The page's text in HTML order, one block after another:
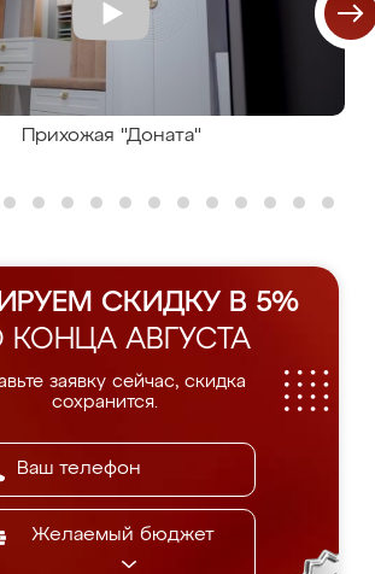
Прихожая "Доната"
СКИДКУ В 5%
КОНЦА АВГУСТА
заявку сейчас, скидка
сохранится.
Желаемый бюджет